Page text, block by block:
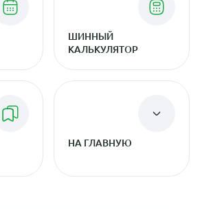
ШИННЫЙ
КАЛЬКУЛЯТОР
НА ГЛАВНУЮ